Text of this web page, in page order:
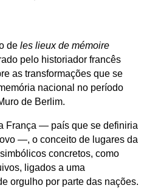
de les lieux de mémoire
pelo historiador francês
as transformações que se
nacional no período
de Berlim.
França — país que se definiria
—, o conceito de lugares da
concretos, como
ligados a uma
orgulho por parte das nações.